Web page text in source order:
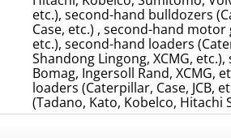
etc.), second-hand bulldozers
Case, etc.) , second-hand
etc.), second-hand loaders
Shandong Lingong, XCMG,
Bomag, Ingersoll Rand, XCMG,
loaders (Caterpillar, Case, JCB,
(Tadano, Kato, Kobelco, Hitachi